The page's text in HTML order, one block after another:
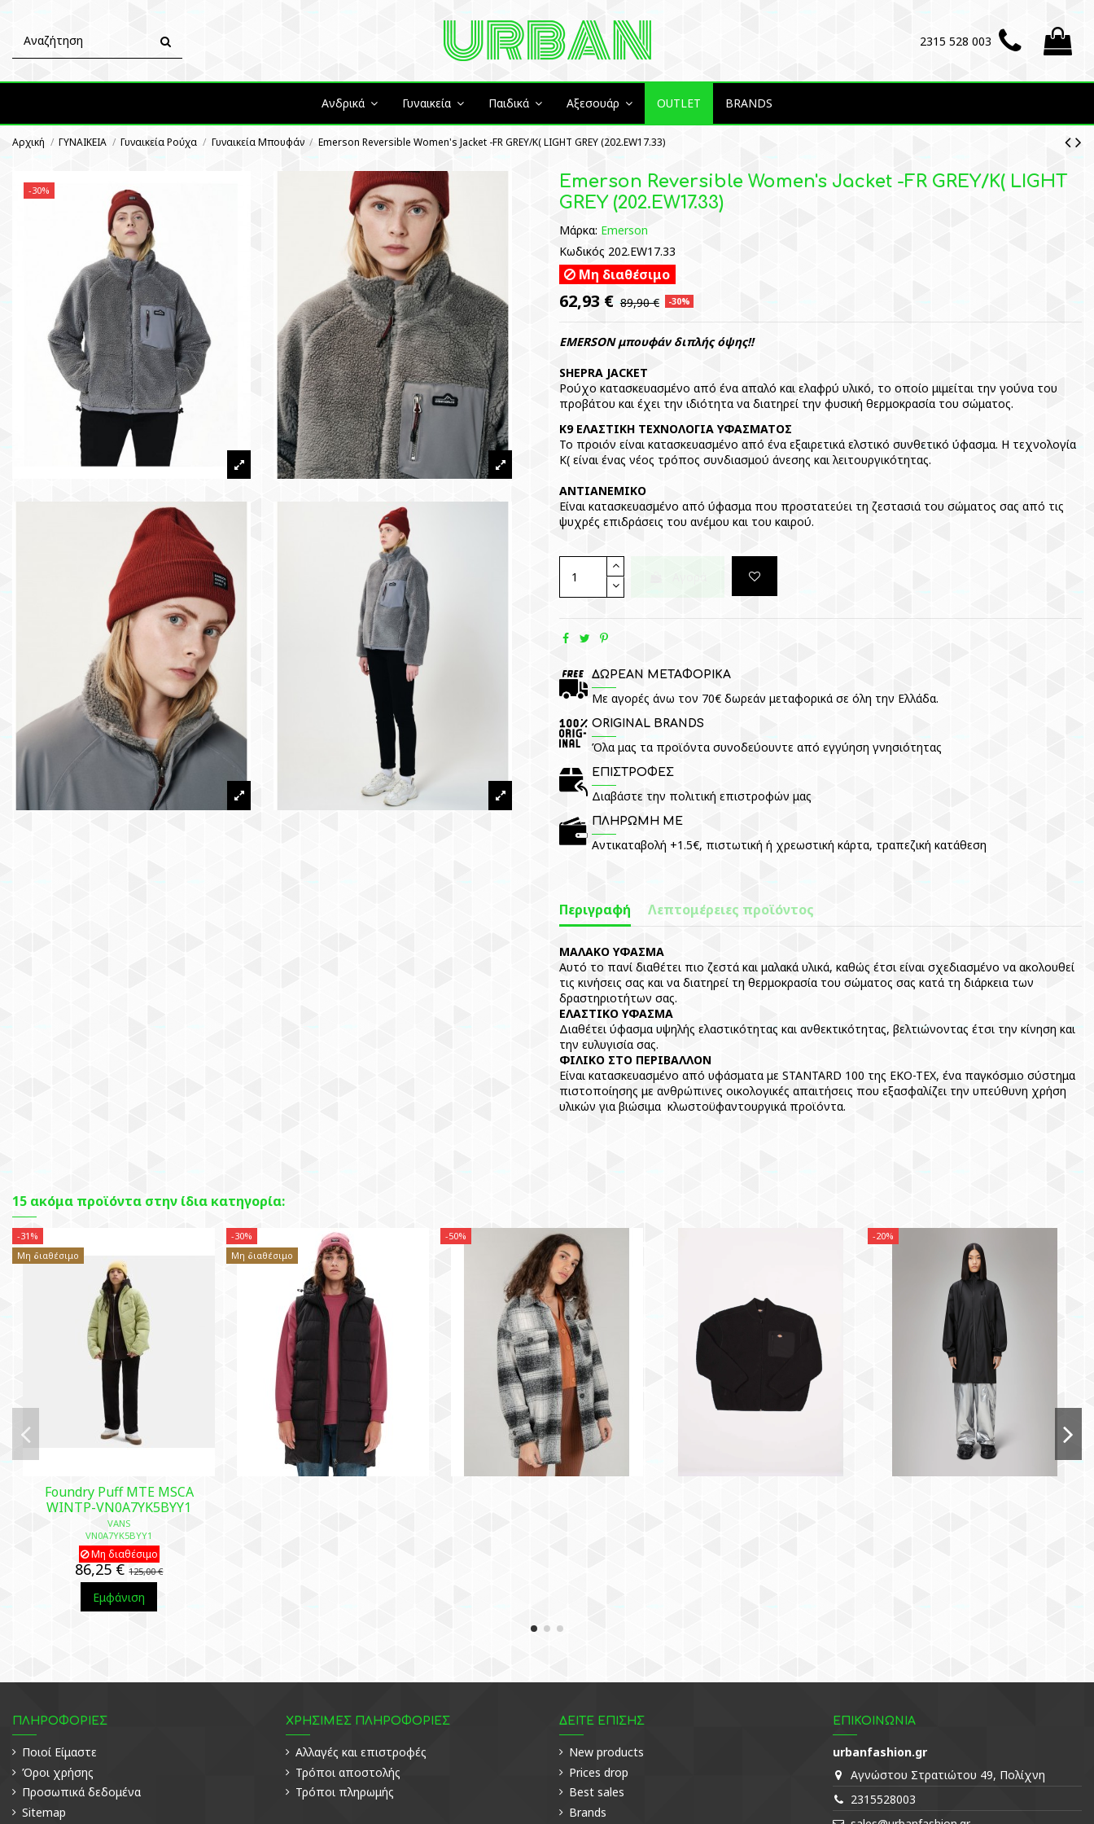
2315 528 003
Ανδρικά Γυναικεία Παιδικά Αξεσουάρ OUTLET BRANDS
Αρχική ΓΥΝΑΙΚΕΙΑ Γυναικεία Ρούχα Γυναικεία Μπουφάν Emerson Reversible Women's Jacket -FR GREY/K( LIGHT GREY (202.EW17.33)
-30%
Emerson Reversible Women's Jacket -FR GREY/K( LIGHT
GREY (202.EW17.33)
Μάρκα: Emerson
Κωδικός 202.EW17.33
Μη διαθέσιμο
62,93 € 89,90 € -30%
EMERSONμπουφάν διπλής όψης!!
SHEPRA JACKET
Ρούχο κατασκευασμένο από ένα απαλό και ελαφρύ υλικό, το οποίο μιμείται την γούνα του
προβάτου και έχει την ιδιότητα να διατηρεί την φυσική θερμοκρασία του σώματος.
Κ9 ΕΛΑΣΤΙΚΗ ΤΕΧΝΟΛΟΓΙΑ ΥΦΑΣΜΑΤΟΣ
Το προιόν είναι κατασκευασμένο από ένα εξαιρετικά ελστικό συνθετικό ύφασμα. Η τεχνολογία
Κ( είναι ένας νέος τρόπος συνδιασμού άνεσης και λειτουργικότητας.
ΑΝΤΙΑΝΕΜΙΚΟ
Είναι κατασκευασμένο από ύφασμα που προστατεύει τη ζεστασιά του σώματος σας από τις
ψυχρές επιδράσεις του ανέμου και του καιρού.
ΔΩΡΕΑΝ ΜΕΤΑΦΟΡΙΚΑ
Με αγορές άνω τον 70€ δωρεάν μεταφορικά σε όλη την Ελλάδα.
ORIGINAL BRANDS
Όλα μας τα προϊόντα συνοδεύουντε από εγγύηση γνησιότητας
ΕΠΙΣΤΡΟΦΕΣ
Διαβάστε την πολιτική επιστροφών μας
ΠΛΗΡΩΜΗ ΜΕ
Αντικαταβολή +1.5€, πιστωτική ή χρεωστική κάρτα, τραπεζική κατάθεση
Περιγραφή Λεπτομέρειες προϊόντος
ΜΑΛΑΚΟ ΥΦΑΣΜΑ
Αυτό το πανί διαθέτει πιο ζεστά και μαλακά υλικά, καθώς έτσι είναι σχεδιασμένο να ακολουθεί
τις κινήσεις σας και να διατηρεί τη θερμοκρασία του σώματος σας κατά τη διάρκεια των
δραστηριοτήτων σας.
ΕΛΑΣΤΙΚΟ ΥΦΑΣΜΑ
Διαθέτει ύφασμα υψηλής ελαστικότητας και ανθεκτικότητας, βελτιώνοντας έτσι την κίνηση και
την ευλυγισία σας.
ΦΙΛΙΚΟ ΣΤΟ ΠΕΡΙΒΑΛΛΟΝ
Είναι κατασκευασμένο από υφάσματα με STANTARD 100 της EKO-TEX, ένα παγκόσμιο σύστημα
πιστοποίησης με ανθρώπινες οικολογικές απαιτήσεις που εξασφαλίζει την υπεύθυνη χρήση
υλικών για βιώσιμα κλωστοϋφαντουργικά προϊόντα.
15 ακόμα προϊόντα στην ίδια κατηγορία:
-31%
Μη διαθέσιμο
Foundry Puff MTE MSCA
WINTP-VN0A7YK5BYY1
VANS
VN0A7YK5BYY1
Μη διαθέσιμο
86,25 €125,00 €
Εμφάνιση
-30%
Μη διαθέσιμο
-50% -20%
ΠΛΗΡΟΦΟΡΙΕΣ
Ποιοί Είμαστε
Όροι χρήσης
Προσωπικά δεδομένα
Sitemap
ΧΡΗΣΙΜΕΣ ΠΛΗΡΟΦΟΡΙΕΣ
Αλλαγές και επιστροφές
Τρόποι αποστολής
Τρόποι πληρωμής
ΔΕΙΤΕ ΕΠΙΣΗΣ
New products
Prices drop
Best sales
Brands
ΕΠΙΚΟΙΝΩΝΙΑ
urbanfashion.gr
Αγνώστου Στρατιώτου 49, Πολίχνη
2315528003